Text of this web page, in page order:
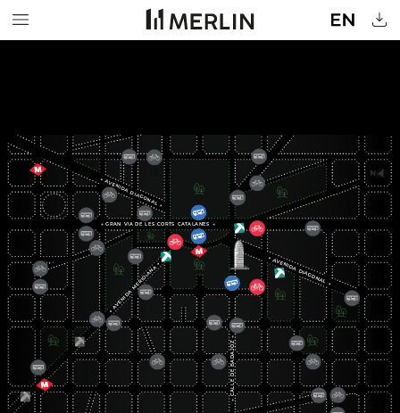
←AVENIDA
DIAGONAL →
←
CALLE
DE
BADAJOZ
→
←
AVENIDA
MERIDIANA
→
← GRAN VIA DE LES CORTS CATALANES →
← AVENIDA
DIAGONAL→